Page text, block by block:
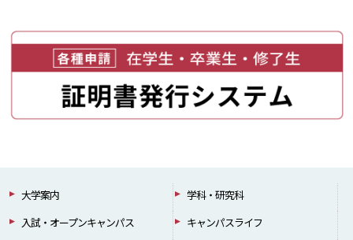
大学案内
学科・研究科
入試・オープンキャンパス
キャンパスライフ